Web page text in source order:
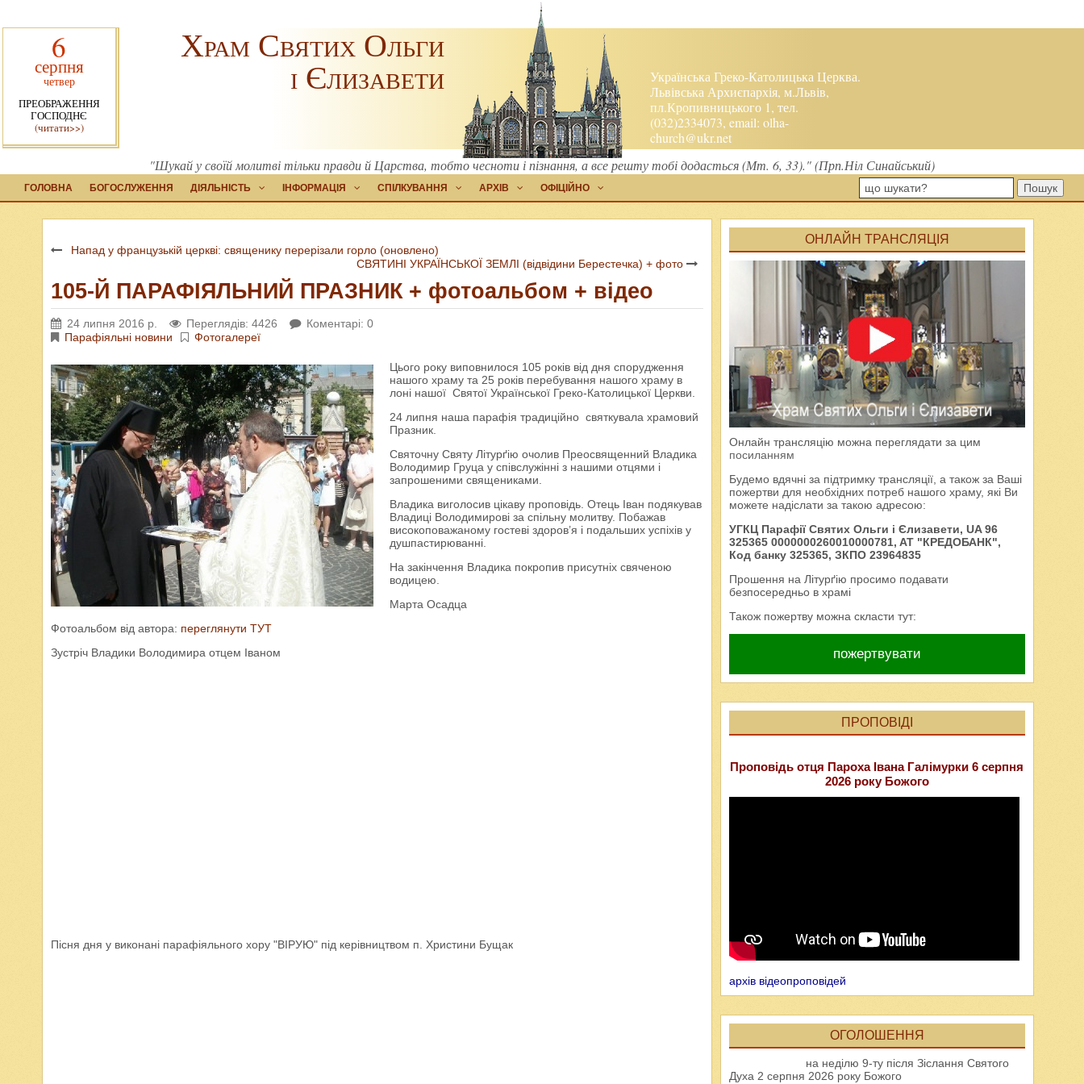
6
серпня
четвер
ПРЕОБРАЖЕННЯ
ГОСПОДНЄ
(читати>>)
Українська Греко-Католицька Церква.
Львівська Архиєпархія, м.Львів,
пл.Кропивницького 1, тел.
(032)2334073, email:olha-
church@ukr.net
Храм Святих Ольги
і Єлизавети
"Шукай у своїй молитві тільки правди й Царства, тобто чесноти і пізнання, а все решту тобі додасться (Мт. 6, 33)." (Прп.Ніл Синайський)
ГОЛОВНА БОГОСЛУЖЕННЯ ДІЯЛЬНІСТЬ ІНФОРМАЦІЯ СПІЛКУВАННЯ АРХІВ ОФІЦІЙНО Пошук
Напад у французькій церкві: священику перерізали горло (оновлено)
СВЯТИНІ УКРАЇНСЬКОЇ ЗЕМЛІ (відвідини Берестечка) + фото
105-Й ПАРАФІЯЛЬНИЙ ПРАЗНИК + фотоальбом + відео
24 липня 2016 р. Переглядів: 4426
Коментарі: 0
Парафіяльні новини
Фотогалереї
Цього року виповнилося 105 років від дня спорудження
нашого храму та 25 років перебування нашого храму в
лоні нашої Святої Української Греко-Католицької Церкви.
24 липня наша парафія традиційно святкувала храмовий
Празник.
Святочну Святу Літурґію очолив Преосвященний Владика
Володимир Груца у співслужінні з нашими отцями і
запрошеними священиками.
Владика виголосив цікаву проповідь. Отець Іван подякував
Владиці Володимирові за спільну молитву. Побажав
високоповажаному гостеві здоров’я і подальших успіхів у
душпастирюванні.
На закінчення Владика покропив присутніх свяченою
водицею.
Марта Осадца
Фотоальбом від автора: переглянути ТУТ
Зустріч Владики Володимира отцем Іваном
Пісня дня у виконані парафіяльного хору "ВІРУЮ" під керівництвом п. Христини Бущак
ОНЛАЙН ТРАНСЛЯЦІЯ
Онлайн трансляцію можна переглядати за цим
посиланням
Будемо вдячні за підтримку трансляції, а також за Ваші
пожертви для необхідних потреб нашого храму, які Ви
можете надіслати за такою адресою:
УГКЦ Парафії Святих Ольги і Єлизавети, UA 96
325365 0000000260010000781, AT "КРЕДОБАНК",
Код банку 325365, ЗКПО 23964835
Прошення на Літурґію просимо подавати
безпосередньо в храмі
Також пожертву можна скласти тут:
пожертвувати
ПРОПОВІДІ
Проповідь отця Пароха Івана Галімурки 6 серпня
2026 року Божого
архів відеопроповідей
ОГОЛОШЕННЯ
на неділю 9-ту після Зіслання Святого
Духа 2 серпня 2026 року Божого